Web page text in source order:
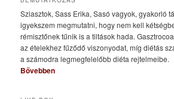
Sziasztok, Sass Erika, Sasó vagyok, gyakorló
igyekszem megmutatni, hogy nem kell
rémisztőnek tűnik is a tiltások hada.
az ételekhez fűződő viszonyodat, míg diétás
a számodra legmegfelelőbb diéta rejtelmeibe.
Bővebben